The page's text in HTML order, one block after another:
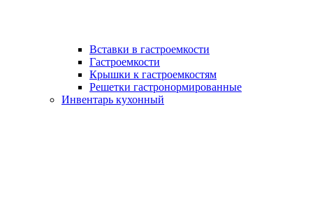
Вставки в гастроемкости
Гастроемкости
Крышки к гастроемкостям
Решетки гастронормированные
Инвентарь кухонный